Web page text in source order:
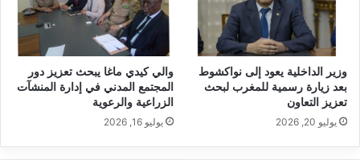
وزير الداخلية يعود إلى نواكشوط
بعد زيارة رسمية للمغرب لبحث
تعزيز التعاون
يوليو 20, 2026
والي كيدي ماغا يبحث تعزيز دور
المجتمع المدني في إدارة المنشآت
الزراعية والرعوية
يوليو 16, 2026